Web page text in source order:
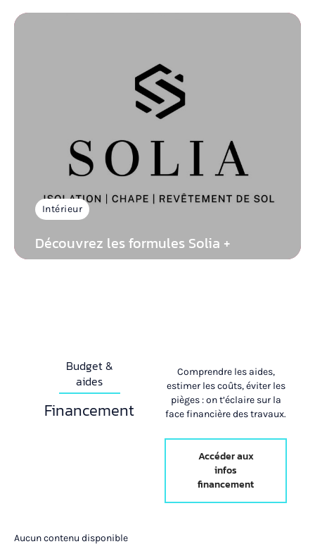
Intérieur
Découvrez les formules Solia +
Budget &
aides
Financement
Comprendre les aides,
estimer les coûts, éviter les
pièges : on t’éclaire sur la
face financière des travaux.
Accéder aux
infos
financement
Aucun contenu disponible